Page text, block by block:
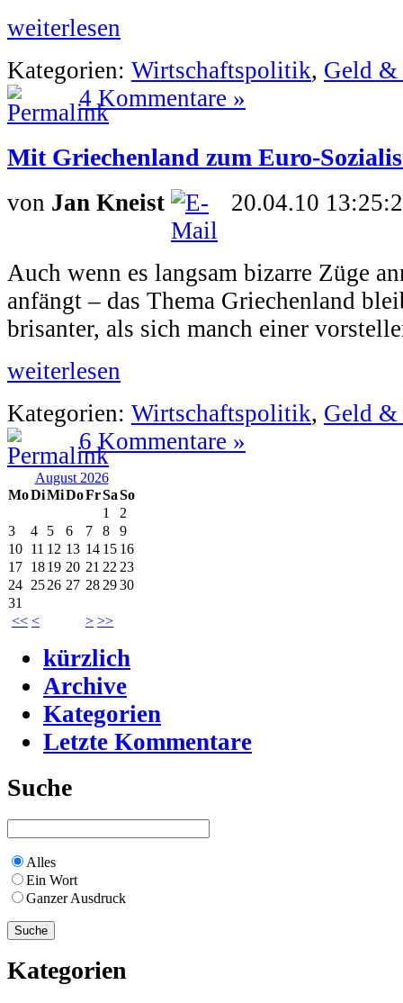
weiterlesen
Kategorien: Wirtschaftspolitik, Geld
4 Kommentare »
Mit Griechenland zum Euro-
von Jan Kneist 20.04.10
Auch wenn es langsam bizarre Züge
anfängt – das Thema Griechenland
brisanter, als sich manch einer
weiterlesen
Kategorien: Wirtschaftspolitik, Geld
6 Kommentare »
August 2026
MoDiMiDoFrSaSo
<< < > >>
1
2
3
4 5 6 7 8
9
10 11 12 13 14 15 16
17 1819 20 21 22 23
24 2526 27 28 2930
31
kürzlich
Archive
Kategorien
Letzte Kommentare
Suche
Alles
Ein Wort
Ganzer Ausdruck
Kategorien